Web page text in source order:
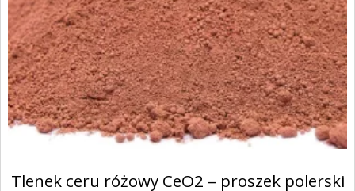
Tlenek ceru różowy CeO2 – proszek polerski